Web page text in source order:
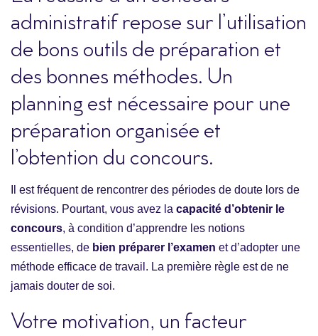
administratif repose sur l’utilisation
de bons outils de préparation et
des bonnes méthodes. Un
planning est nécessaire pour une
préparation organisée et
l’obtention du concours.
Il est fréquent de rencontrer des périodes de doute lors de
révisions. Pourtant, vous avez la capacité d’obtenir le
concours, à condition d’apprendre les notions
essentielles, de bien préparer l’examen et d’adopter une
méthode efficace de travail. La première règle est de ne
jamais douter de soi.
Votre motivation, un facteur